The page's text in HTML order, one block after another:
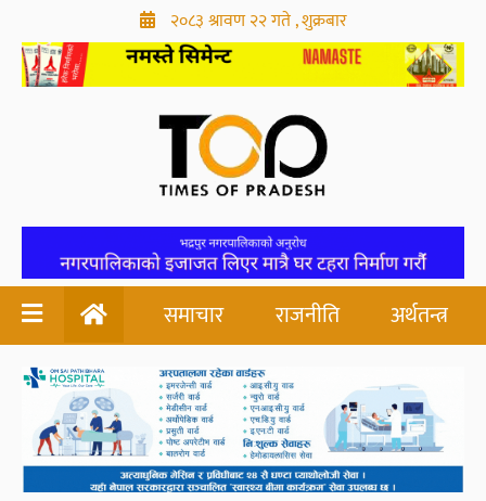
२०८३ श्रावण २२ गते , शुक्रबार
समाचार राजनीति अर्थतन्त्र